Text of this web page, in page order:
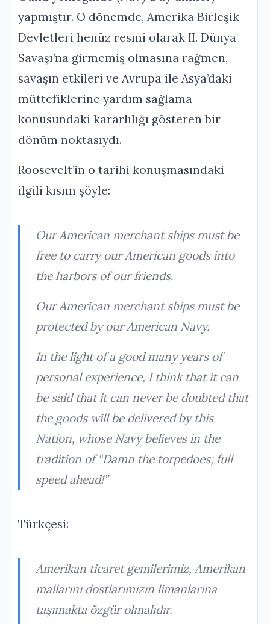
yapmıştır. O dönemde, Amerika Birleşik
Devletleri henüz resmi olarak II. Dünya
Savaşı’na girmemiş olmasına rağmen,
savaşın etkileri ve Avrupa ile Asya’daki
müttefiklerine yardım sağlama
konusundaki kararlılığı gösteren bir
dönüm noktasıydı.
Roosevelt’in o tarihi konuşmasındaki
ilgili kısım şöyle:
Our American merchant ships must be
free to carry our American goods into
the harbors of our friends.
Our American merchant ships must be
protected by our American Navy.
In the light of a good many years of
personal experience, I think that it can
be said that it can never be doubted that
the goods will be delivered by this
Nation, whose Navy believes in the
tradition of “Damn the torpedoes; full
speed ahead!”
Türkçesi:
Amerikan ticaret gemilerimiz, Amerikan
mallarını dostlarımızın limanlarına
taşımakta özgür olmalıdır.